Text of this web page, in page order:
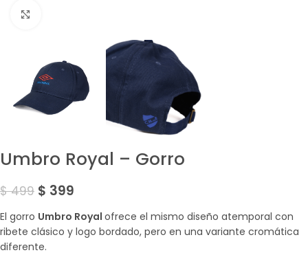
Umbro Royal – Gorro
$499 $ 399
El gorro Umbro Royal ofrece el mismo diseño atemporal con
ribete clásico y logo bordado, pero en una variante cromática
diferente.